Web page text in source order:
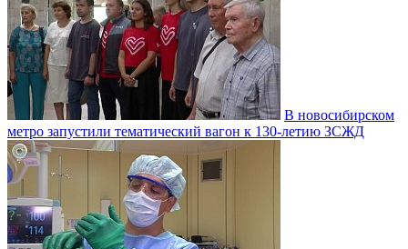
В новосибирском
метро запустили тематический вагон к 130-летию ЗСЖД